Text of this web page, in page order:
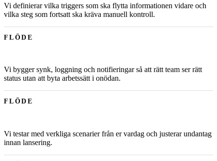
Vi definierar vilka triggers som ska flytta informationen vidare och
vilka steg som fortsatt ska kräva manuell kontroll.
FLÖDE
Vi bygger synk, loggning och notifieringar så att rätt team ser rätt
status utan att byta arbetssätt i onödan.
FLÖDE
Vi testar med verkliga scenarier från er vardag och justerar undantag
innan lansering.